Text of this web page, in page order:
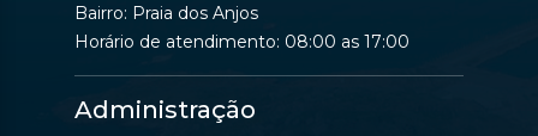
Bairro: Praia dos Anjos
Horário de atendimento: 08:00 as 17:00
Administração